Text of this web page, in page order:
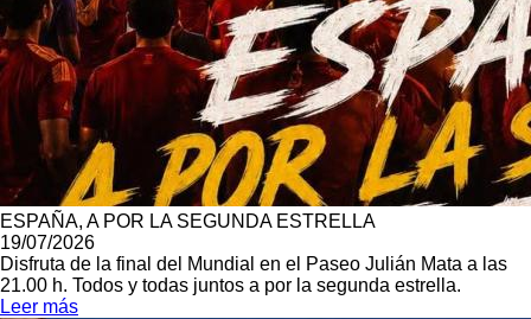
ESPAÑA, A POR LA SEGUNDA ESTRELLA
19/07/2026
Disfruta de la final del Mundial en el Paseo Julián Mata a las
21.00 h. Todos y todas juntos a por la segunda estrella.
Leer más